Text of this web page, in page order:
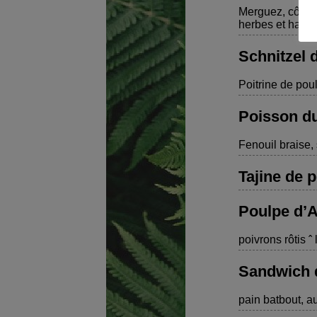
Merguez,
herbes et
Schnitzel
Poitrine de
Poisson
Fenouil braise,
Tajine de
Poulpe
poivrons rôtis ˆ
Sandwich
pain batbout,